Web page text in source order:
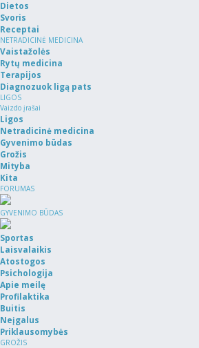
Dietos
Svoris
Receptai
NETRADICINĖ MEDICINA
Vaistažolės
Rytų medicina
Terapijos
Diagnozuok ligą pats
LIGOS
Vaizdo įrašai
Ligos
Netradicinė medicina
Gyvenimo būdas
Grožis
Mityba
Kita
FORUMAS
GYVENIMO BŪDAS
Sportas
Laisvalaikis
Atostogos
Psichologija
Apie meilę
Profilaktika
Buitis
Neįgalus
Priklausomybės
GROŽIS